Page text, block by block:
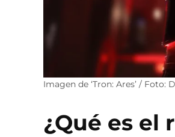
Imagen de ‘Tron: Ares’ / Foto:
¿Qué es